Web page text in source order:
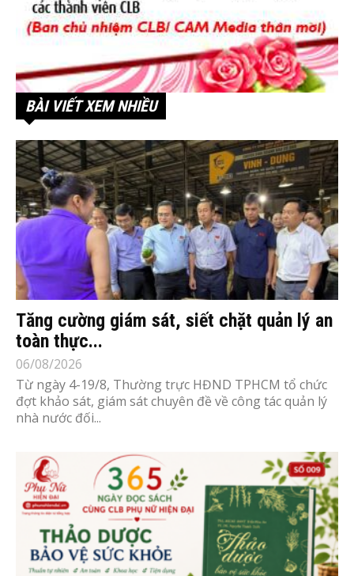
BÀI VIẾT XEM NHIỀU
Tăng cường giám sát, siết chặt quản lý an
toàn thực...
06/08/2026
Từ ngày 4-19/8, Thường trực HĐND TPHCM tổ chức
đợt khảo sát, giám sát chuyên đề về công tác quản lý
nhà nước đối...